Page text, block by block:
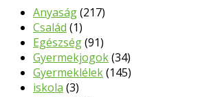
Anyaság(217)
Család (1)
Egészség(91)
Gyermekjogok(34)
Gyermeklélek(145)
iskola (3)